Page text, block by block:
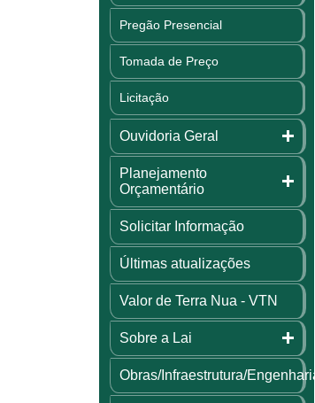
Pregão Presencial
Tomada de Preço
Licitação
Ouvidoria Geral
Planejamento
Orçamentário
Solicitar Informação
Últimas atualizações
Valor de Terra Nua - VTN
Sobre a Lai
Obras/Infraestrutura/Engenharia